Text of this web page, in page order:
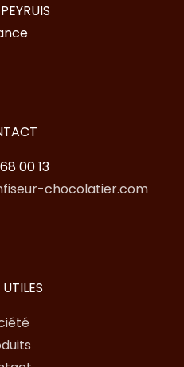
00 13
chocolatier.com
UTILES